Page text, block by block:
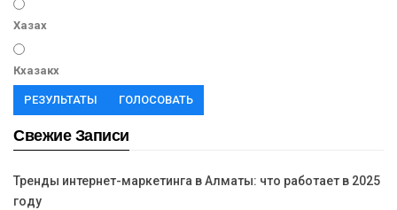
Хазах
Кхазакх
РЕЗУЛЬТАТЫ ГОЛОСОВАТЬ
Свежие Записи
Тренды интернет-маркетинга в Алматы: что работает в 2025
году